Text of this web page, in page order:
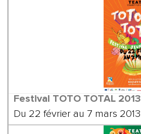
Festival TOTO TOTAL 2013
Du 22 février au 7 mars 2013